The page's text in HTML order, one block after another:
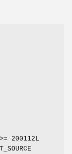
>= 200112L